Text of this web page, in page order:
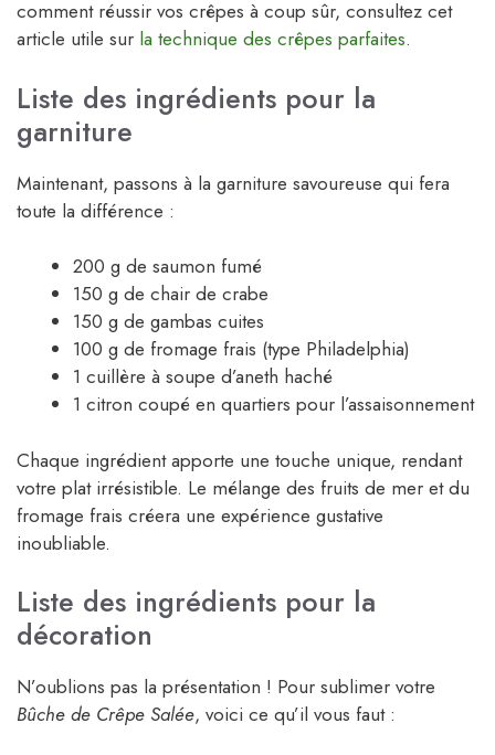
comment réussir vos crêpes à coup sûr, consultez cet
article utile sur la technique des crêpes parfaites.
Liste des ingrédients pour la
garniture
Maintenant, passons à la garniture savoureuse qui fera
toute la différence :
200 g de saumon fumé
150 g de chair de crabe
150 g de gambas cuites
100 g de fromage frais (type Philadelphia)
1 cuillère à soupe d’aneth haché
1 citron coupé en quartiers pour l’assaisonnement
Chaque ingrédient apporte une touche unique, rendant
votre plat irrésistible. Le mélange des fruits de mer et du
fromage frais créera une expérience gustative
inoubliable.
Liste des ingrédients pour la
décoration
N’oublions pas la présentation ! Pour sublimer votre
Bûche de Crêpe Salée, voici ce qu’il vous faut :